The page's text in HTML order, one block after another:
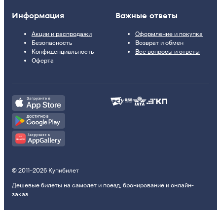
Информация
Акции и распродажи
Безопасность
Конфиденциальность
Оферта
Важные ответы
Оформление и покупка
Возврат и обмен
Все вопросы и ответы
© 2011–2026 Купибилет
Дешевые билеты на самолет и поезд, бронирование и онлайн-
заказ